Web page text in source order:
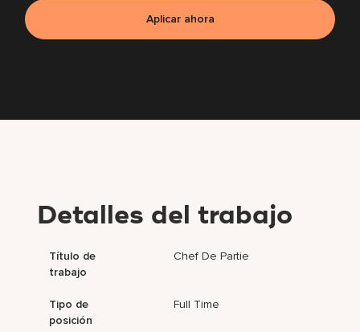
Aplicar ahora
Detalles del trabajo
Título de
trabajo
Chef De Partie
Tipo de
posición
Full Time